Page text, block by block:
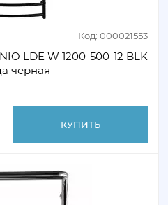
Код: 000021553
LDE W 1200-500-12 BLK
черная
КУПИТЬ